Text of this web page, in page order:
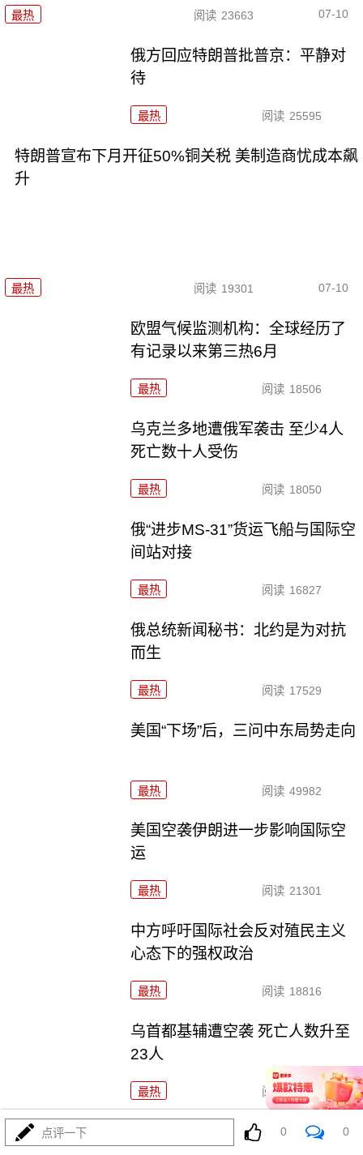
最热 阅读 23663 07-10
俄方回应特朗普批普京：平静对
待
最热 阅读 25595
特朗普宣布下月开征50%铜关税 美制造商忧成本飙
升
最热 阅读 19301 07-10
欧盟气候监测机构：全球经历了
有记录以来第三热6月
最热 阅读 18506
乌克兰多地遭俄军袭击 至少4人
死亡数十人受伤
最热 阅读 18050
俄“进步MS-31”货运飞船与国际空
间站对接
最热 阅读 16827
俄总统新闻秘书：北约是为对抗
而生
最热 阅读 17529
美国“下场”后，三问中东局势走向
最热 阅读 49982
美国空袭伊朗进一步影响国际空
运
最热 阅读 21301
中方呼吁国际社会反对殖民主义
心态下的强权政治
最热 阅读 18816
乌首都基辅遭空袭 死亡人数升至
23人
最热 阅读 19123
欧盟委员会计划全面禁止进口俄
点评一下 0 0